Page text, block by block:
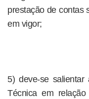
prestação de contas
em vigor;
5) deve-se
Técnica em